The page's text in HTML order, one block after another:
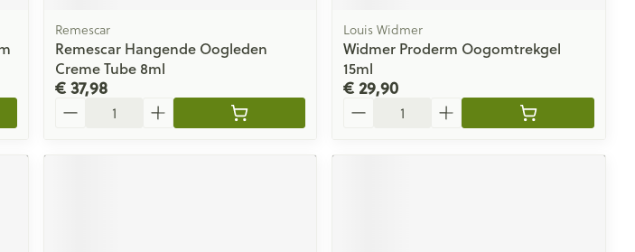
Remescar
Remescar Hangende Oogleden
Creme Tube 8ml
€ 37,98
Louis Widmer
Widmer Proderm Oogomtrekgel
15ml
€ 29,90